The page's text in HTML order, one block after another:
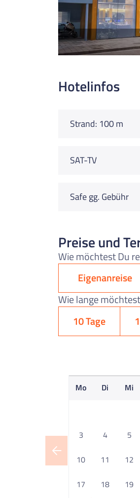
Hotelinfos
Strand: 100 m
SAT-TV
Safe gg. Gebühr
Preise und
Wie möchtest Du
Eigenanreise
Wie lange
10 Tage
Mo Di Mi
3 4 5
10 11 12
17 18 19